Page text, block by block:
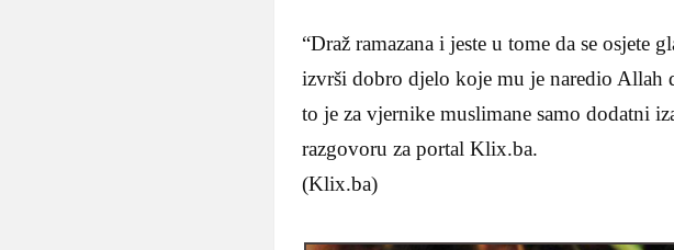
“Draž ramazana i jeste u tome da se
izvrši dobro djelo koje mu je naredio Allah
to je za vjernike muslimane samo dodatni
razgovoru za portal Klix.ba.
(Klix.ba)